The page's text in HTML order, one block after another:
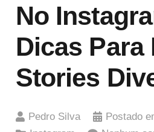
No
Dicas Para
Stories
Pedro Silva Postado